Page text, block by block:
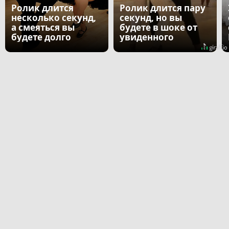
Ролик длится
несколько секунд,
а смеяться вы
будете долго
Ролик длится пару
секунд, но вы
будете в шоке от
увиденного